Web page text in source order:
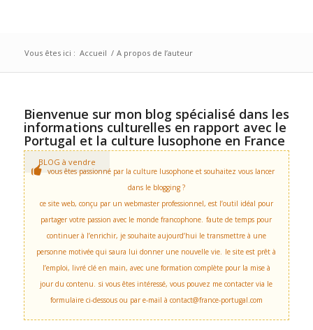
Vous êtes ici : Accueil / A propos de l’auteur
Bienvenue sur mon blog spécialisé dans les
informations culturelles en rapport avec le
Portugal et la culture lusophone en France
BLOG à vendre
vous êtes passionné par la culture lusophone et souhaitez vous lancer
dans le blogging ?
ce site web, conçu par un webmaster professionnel, est l’outil idéal pour
partager votre passion avec le monde francophone. faute de temps pour
continuer à l’enrichir, je souhaite aujourd’hui le transmettre à une
personne motivée qui saura lui donner une nouvelle vie. le site est prêt à
l’emploi, livré clé en main, avec une formation complète pour la mise à
jour du contenu.
si vous êtes intéressé, vous pouvez me contacter via le
formulaire ci-dessous ou par e-mail à contact@france-portugal.com